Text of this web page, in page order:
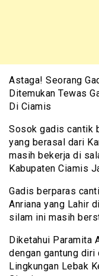
Astaga! Seorang
Ditemukan Tewas
Di Ciamis
Sosok gadis cantik
yang berasal dari
masih bekerja di
Kabupaten Ciamis
Gadis berparas
Anriana yang Lahir
silam ini masih
Diketahui Paramita
dengan gantung
Lingkungan Lebak